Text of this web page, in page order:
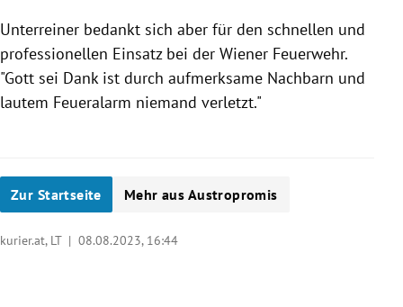
Unterreiner bedankt sich aber für den schnellen und
professionellen Einsatz bei der Wiener Feuerwehr.
"Gott sei Dank ist durch aufmerksame Nachbarn und
lautem Feueralarm niemand verletzt."
Zur Startseite Mehr aus Austropromis
kurier.at, LT | 08.08.2023, 16:44